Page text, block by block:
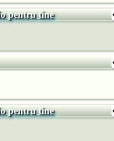
pentru tine
pentru tine